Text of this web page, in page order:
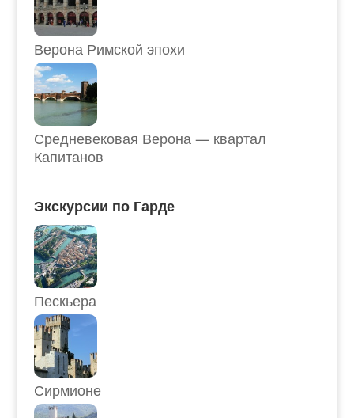
Верона Римской эпохи
Средневековая Верона — квартал
Капитанов
Экскурсии по Гарде
Пескьера
Сирмионе